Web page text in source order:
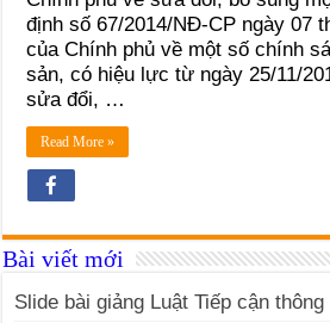
định số 67/2014/NĐ-CP ngày 07
của Chính phủ về một số chính
sản, có hiệu lực từ ngày 25/11/
sửa đổi, …
Read More »
Bài viết mới
Slide bài giảng Luật Tiếp cận thông